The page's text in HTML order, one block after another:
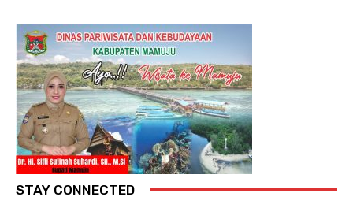
STAY CONNECTED